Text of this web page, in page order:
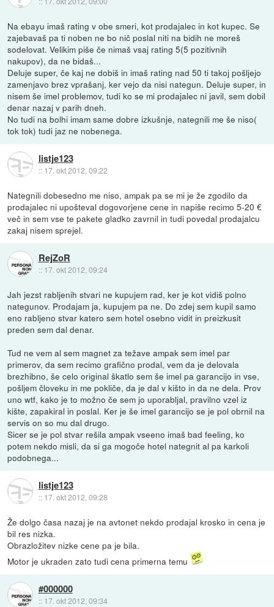
Na ebayu imaš rating v obe smeri, kot prodajalec in kot kupec. Se
zajebavaš pa ti noben ne bo nič poslal niti na bidih ne moreš
sodelovat. Velikim piše če nimaš vsaj rating 5(5 pozitivnih
nakupov), da ne bidaš...
Deluje super, če kaj ne dobiš in imaš rating nad 50 ti takoj pošljejo
zamenjavo brez vprašanj, ker vejo da nisi nategun. Deluje super, in
nisem še imel problemov, tudi ko se mi prodajalec ni javil, sem dobil
denar nazaj v parih dneh.
No tudi na bolhi imam same dobre izkušnje, nategnili me še niso(
tok tok) tudi jaz ne nobenega.
listje123
:: 17. okt 2012, 09:22
Nategnili dobesedno me niso, ampak pa se mi je že zgodilo da
prodajalec ni upošteval dogovorjene cene in napiše recimo 5-20 €
več in sem vse te pakete gladko zavrnil in tudi povedal prodajalcu
zakaj nisem sprejel.
RejZoR
:: 17. okt 2012, 09:24
Jah jezst rabljenih stvari ne kupujem rad, ker je kot vidiš polno
nategunov. Prodajam ja, kupujem pa ne. Do zdej sem kupil samo
eno rabljeno stvar katero sem hotel osebno vidit in preizkusit
preden sem dal denar.
Tud ne vem al sem magnet za težave ampak sem imel par
primerov, da sem recimo grafično prodal, vem da je delovala
brezhibno, še celo original škatlo sem še imel pa garancijo in vse,
pošljem človeku in me pokliče, da je dal v kišto in da ne dela. Prov
uno wtf, kako je to možno če sem jo uporabljal, pravilno vzel iz
kište, zapakiral in poslal. Ker je še imel garancijo se je pol obrnil na
servis on so mu dal drugo.
Sicer se je pol stvar rešila ampak vseeno imaš bad feeling, ko
potem nekdo misli, da si ga mogoče hotel nategnit al pa karkoli
podobnega...
listje123
:: 17. okt 2012, 09:28
Že dolgo časa nazaj je na avtonet nekdo prodajal krosko in cena je
bil res nizka.
Obrazložitev nizke cene pa je bila.
Motor je ukraden zato tudi cena primerna temu
#000000
:: 17. okt 2012, 09:34